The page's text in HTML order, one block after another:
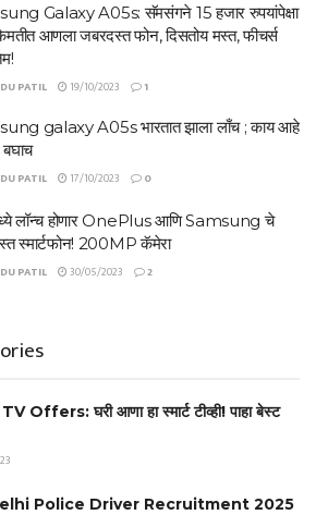
Galaxy A05s: सॅमसंगने 15 हजार रुपयांपेक्षा
आणला जबरदस्त फोन, दिसतोय मस्त, फीचर्स
PATIL 19/10/2023 1
galaxy A05s भारतात झाला लाँच ; काय आहे
PATIL 17/10/2023 0
लॉन्च होणार OnePlus आणि Samsung चे
स्मार्टफोन! 200MP कॅमेरा
PATIL 30/05/2023 2
Offers: घरी आणा हा स्मार्ट टीव्ही! पाहा बेस्ट
Police Driver Recruitment 2025